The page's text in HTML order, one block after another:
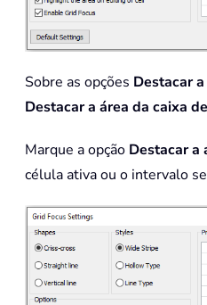
Sobre as opções Destacar
Destacar a área da caixa
Marque a opção Destacar a
célula ativa ou o intervalo